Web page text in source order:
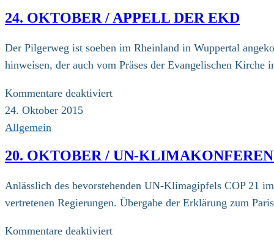
24. OKTOBER / APPELL DER EKD
Der Pilgerweg ist soeben im Rheinland in Wuppertal
hinweisen, der auch vom Präses der Evangelischen
Kommentare deaktiviertfür
Appell
EKD
24. Oktober 2015
Allgemein
20. OKTOBER / UN-
Anlässlich des bevorstehenden UN-Klimagipfels COP 21
vertretenen Regierungen. Übergabe der Erklärung zum
Kommentare deaktiviertfür